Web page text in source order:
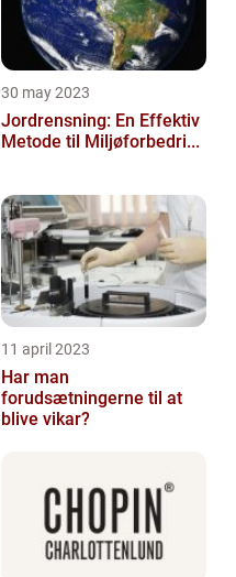
30 may 2023
Jordrensning: En Effektiv
Metode til Miljøforbedri...
11 april 2023
Har man
forudsætningerne til at
blive vikar?